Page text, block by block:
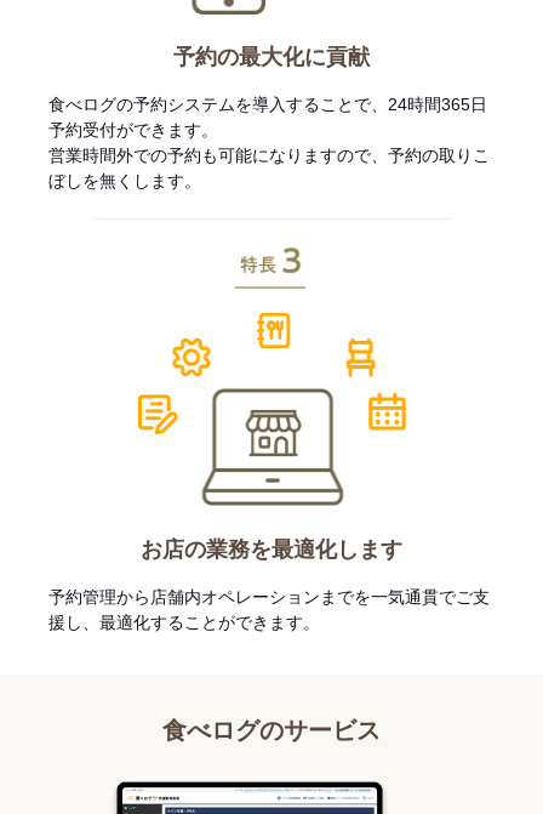
予約の最大化に貢献
食べログの予約システムを導入することで、24時間365日
予約受付ができます。
営業時間外での予約も可能になりますので、予約の取りこ
ぼしを無くします。
お店の業務を最適化します
予約管理から店舗内オペレーションまでを一気通貫でご支
援し、最適化することができます。
食べログのサービス